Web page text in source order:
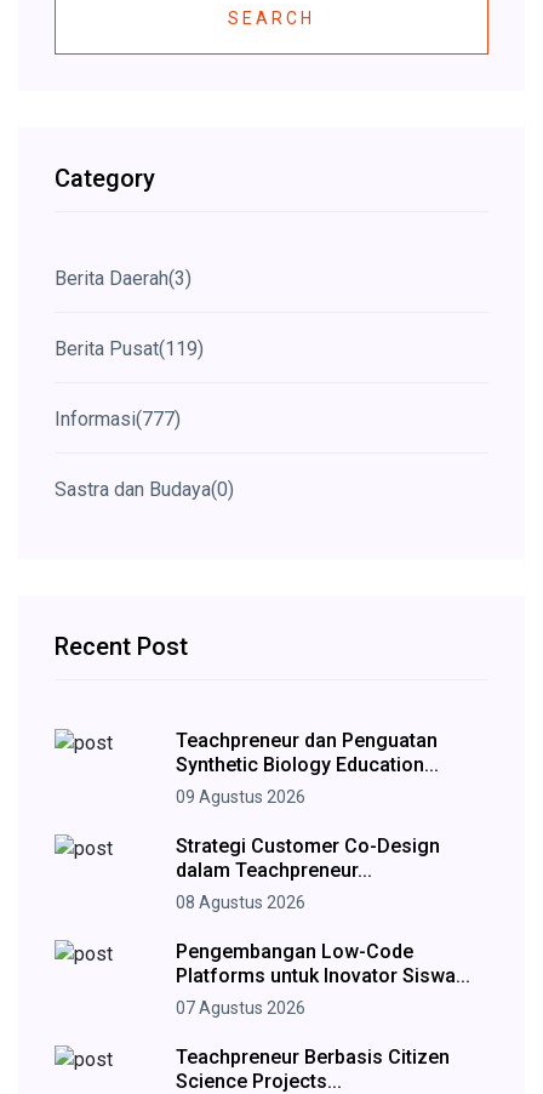
SEARCH
Category
Berita Daerah(3)
Berita Pusat(119)
Informasi(777)
Sastra dan Budaya(0)
Recent Post
Teachpreneur dan Penguatan
Synthetic Biology Education...
09 Agustus 2026
Strategi Customer Co-Design
dalam Teachpreneur...
08 Agustus 2026
Pengembangan Low-Code
Platforms untuk Inovator Siswa...
07 Agustus 2026
Teachpreneur Berbasis Citizen
Science Projects...